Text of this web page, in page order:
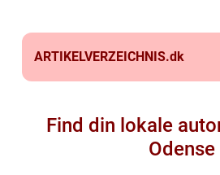
ARTIKELVERZEICHNIS.dk
Find din lokale
Odense